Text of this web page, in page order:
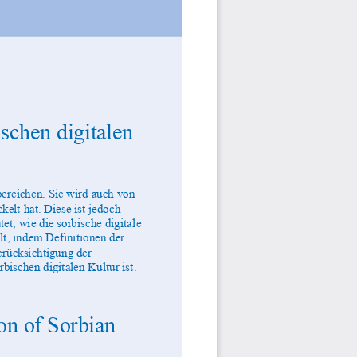
digitalen
Sie wird auch von
hat. Diese ist jedoch
wie die sorbische digitale
indem Definitionen der
der
digitalen Kultur ist
of Sorbian